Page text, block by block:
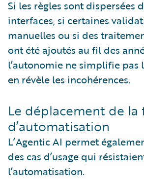
Si les règles sont dispersées
interfaces, si certaines
manuelles ou si des
ont été ajoutés au fil des
l’autonomie ne simplifie pas
en révèle les incohérences.
Le déplacement de
d’automatisation
L’Agentic AI permet
des cas d’usage qui
l’automatisation.